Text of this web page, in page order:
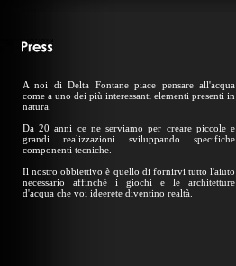
A noi di Delta Fontane piace pensare all'acqua
come a uno dei più interessanti elementi presenti in
natura.
Da 20 anni ce ne serviamo per creare piccole e
grandi realizzazioni sviluppando specifiche
componenti tecniche.
Il nostro obbiettivo è quello di fornirvi tutto l'aiuto
necessario affinchè i giochi e le architetture
d'acqua che voi ideerete diventino realtà.